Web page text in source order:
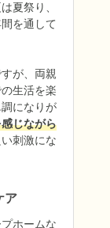
夏祭り、
を通して
が、両親
生活を楽
になりが
じながら
刺激にな
ア
ホームな